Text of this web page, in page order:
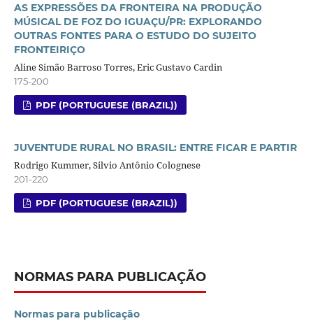
AS EXPRESSÕES DA FRONTEIRA NA PRODUÇÃO
MÚSICAL DE FOZ DO IGUAÇU/PR: EXPLORANDO
OUTRAS FONTES PARA O ESTUDO DO SUJEITO
FRONTEIRIÇO
Aline Simão Barroso Torres, Eric Gustavo Cardin
175-200
PDF (PORTUGUESE (BRAZIL))
JUVENTUDE RURAL NO BRASIL: ENTRE FICAR E PARTIR
Rodrigo Kummer, Silvio Antônio Colognese
201-220
PDF (PORTUGUESE (BRAZIL))
NORMAS PARA PUBLICAÇÃO
Normas para publicação